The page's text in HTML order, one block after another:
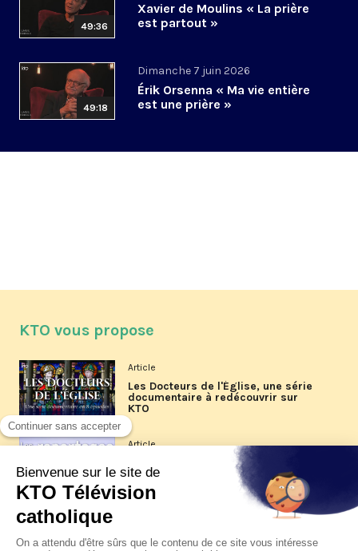
49:36
Xavier de Moulins « La prière
est partout »
49:18
Dimanche 7 juin 2026
Érik Orsenna « Ma vie entière
est une prière »
KTO vous propose
Article
Les Docteurs de l'Église, une série
documentaire à redécouvrir sur
KTO
Article
Les reportages d'été 2026 de KTO
La visite pastorale du pape Léon
XIV à Assise à suivre sur KTO le